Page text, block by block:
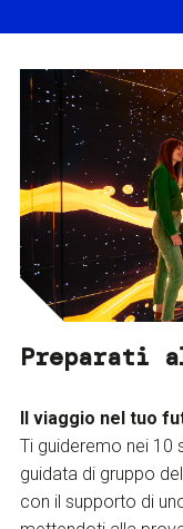
Preparati
Il viaggio nel tuo
Ti guideremo nei 10
guidata di gruppo
con il supporto di